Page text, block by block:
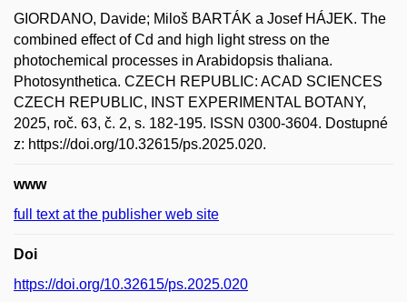
GIORDANO, Davide; Miloš BARTÁK a Josef HÁJEK. The
combined effect of Cd and high light stress on the
photochemical processes in Arabidopsis thaliana.
Photosynthetica. CZECH REPUBLIC: ACAD SCIENCES
CZECH REPUBLIC, INST EXPERIMENTAL BOTANY,
2025, roč. 63, č. 2, s. 182-195. ISSN 0300-3604. Dostupné
z: https://doi.org/10.32615/ps.2025.020.
www
full text at the publisher web site
Doi
https://doi.org/10.32615/ps.2025.020